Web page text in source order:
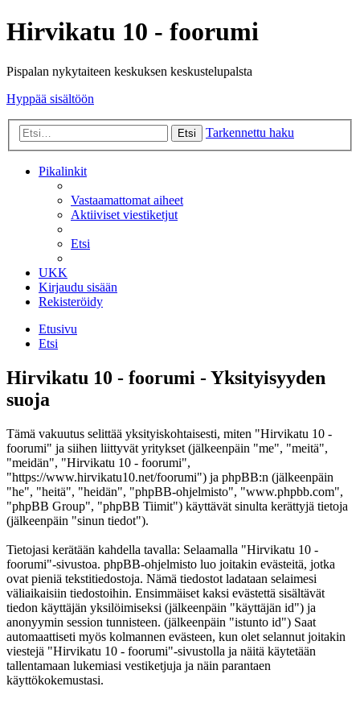
Hirvikatu 10 - foorumi
Pispalan nykytaiteen keskuksen keskustelupalsta
Hyppää sisältöön
Etsi Tarkennettu haku
Pikalinkit
Vastaamattomat aiheet
Aktiiviset viestiketjut
Etsi
UKK
Kirjaudu sisään
Rekisteröidy
Etusivu
Etsi
Hirvikatu 10 - foorumi - Yksityisyyden
suoja
Tämä vakuutus selittää yksityiskohtaisesti, miten "Hirvikatu 10 -
foorumi" ja siihen liittyvät yritykset (jälkeenpäin "me", "meitä",
"meidän", "Hirvikatu 10 - foorumi",
"https://www.hirvikatu10.net/foorumi") ja phpBB:n (jälkeenpäin
"he", "heitä", "heidän", "phpBB-ohjelmisto", "www.phpbb.com",
"phpBB Group", "phpBB Tiimit") käyttävät sinulta kerättyjä tietoja
(jälkeenpäin "sinun tiedot").
Tietojasi kerätään kahdella tavalla: Selaamalla "Hirvikatu 10 -
foorumi"-sivustoa. phpBB-ohjelmisto luo joitakin evästeitä, jotka
ovat pieniä tekstitiedostoja. Nämä tiedostot ladataan selaimesi
väliaikaisiin tiedostoihin. Ensimmäiset kaksi evästettä sisältävät
tiedon käyttäjän yksilöimiseksi (jälkeenpäin "käyttäjän id") ja
anonyymin session tunnisteen. (jälkeenpäin "istunto id") Saat
automaattiseti myös kolmannen evästeen, kun olet selannut joitakin
viestejä "Hirvikatu 10 - foorumi"-sivustolla ja näitä käytetään
tallentamaan lukemiasi vestiketjuja ja näin parantaen
käyttökokemustasi.